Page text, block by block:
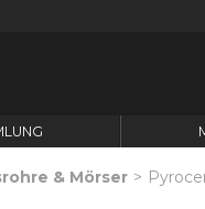
& Mörser >